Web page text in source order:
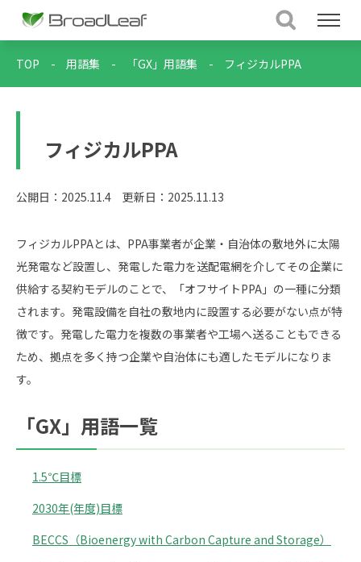
TOP - 用語集 - 「GX」用語集 - フィジカルPPA
フィジカルPPA
公開日：2025.11.4 更新日：2025.11.13
フィジカルPPAとは、PPA事業者が企業・自治体の敷地外に太陽
光発電など設置し、発電した電力を送配電網を介してその企業に
供給する契約モデルのことで、「オフサイトPPA」の一種に分類
されます。発電設備を自社の敷地内に設置する必要がない点が特
徴です。発電した電力を複数の事業者や工場へ送ることもできる
ため、拠点を多く持つ企業や自治体にも適したモデルになりま
す。
「GX」用語一覧
1.5℃目標
2030年(年度)目標
BECCS（Bioenergy with Carbon Capture and Storage）